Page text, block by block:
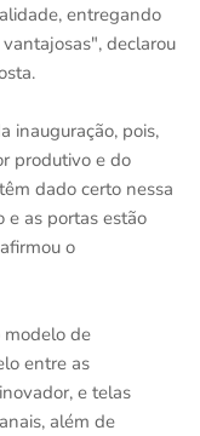
entregando
declarou
inauguração, pois,
produtivo e do
dado certo nessa
e as portas estão
o
modelo de
entre as
e telas
além de